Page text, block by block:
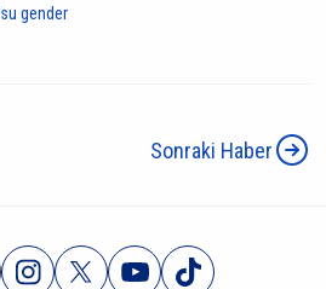
su gender
Sonraki Haber